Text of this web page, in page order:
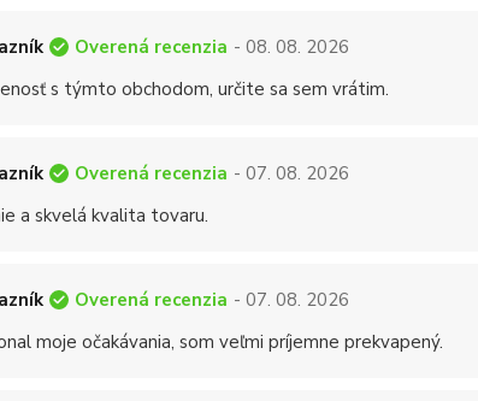
Overená recenzia - 08. 08. 2026
s týmto obchodom, určite sa sem vrátim.
Overená recenzia - 07. 08. 2026
a skvelá kvalita tovaru.
Overená recenzia - 07. 08. 2026
moje očakávania, som veľmi príjemne prekvapený.